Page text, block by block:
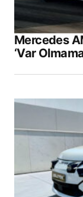
Mercedes
‘Var